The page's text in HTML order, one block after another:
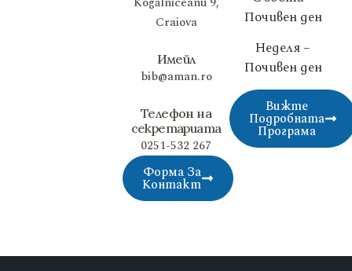
Почивен ден
Неделя –
Почивен ден
Вижте
Подробната
Програма
Craiova
Имейл
bib@aman.ro
Телефон на
секретариата
0251-532 267
Форма За
Контакт